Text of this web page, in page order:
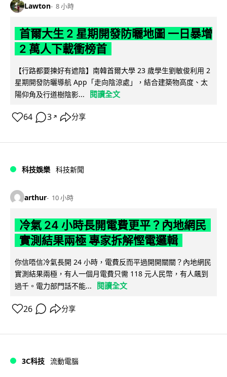
Lawton 8 小時
首爾大生 2 星期開發防曬地圖 一日暴增
2 萬人下載衝榜首
【行路都要揀好有遮陰】南韓首爾大學 23 歲學生劉敏俊利用 2
星期開發防曬導航 App「走向陰涼處」，結合建築物高度、太
陽仰角及行道樹陰影...
閱讀全文
64 3 ↗ 分享
科技娛樂 科技新聞
arthur 10 小時
冷氣 24 小時長開電費更平？內地網民
實測結果兩極 專家拆解慳電邏輯
你信唔信冷氣長開 24 小時，電費反而平過開開關關？內地網民
實測結果兩極，有人一個月電費只需 118 元人民幣，有人飆到
過千。電力部門話不能...
閱讀全文
26 分享
3C科技 流動電腦